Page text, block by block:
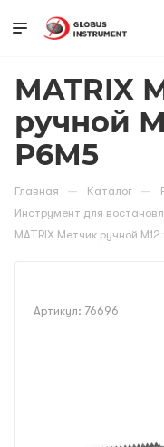
MATRIX
ручной
Р6М5
Главная — Каталог —
Инструмент для
MATRIX Метчик ручной
Артикул: 76696